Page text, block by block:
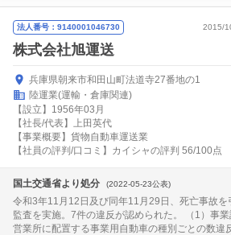
法人番号：9140001046730 2015/
株式会社旭運送
兵庫県朝来市和田山町法道寺27番地の1
陸運業(運輸・倉庫関連)
【設立】1956年03月
【社長/代表】上田英代
【事業概要】貨物自動車運送業
【社員の評判/口コミ】カイシャの評判 56/100点
国土交通省より処分 (2022-05-23公表)
令和3年11月12日及び同年11月29日、死亡事故を
監査を実施。7件の違反が認められた。 （1）事
営業所に配置する事業用自動車の種別ごとの数違